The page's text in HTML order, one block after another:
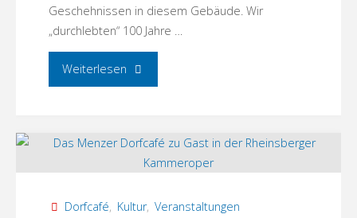
Geschehnissen in diesem Gebäude. Wir
„durchlebten“ 100 Jahre …
Weiterlesen "Exkursion
Alexanderhaus
nach
Groß
Dorfcafé, Kultur, Veranstaltungen